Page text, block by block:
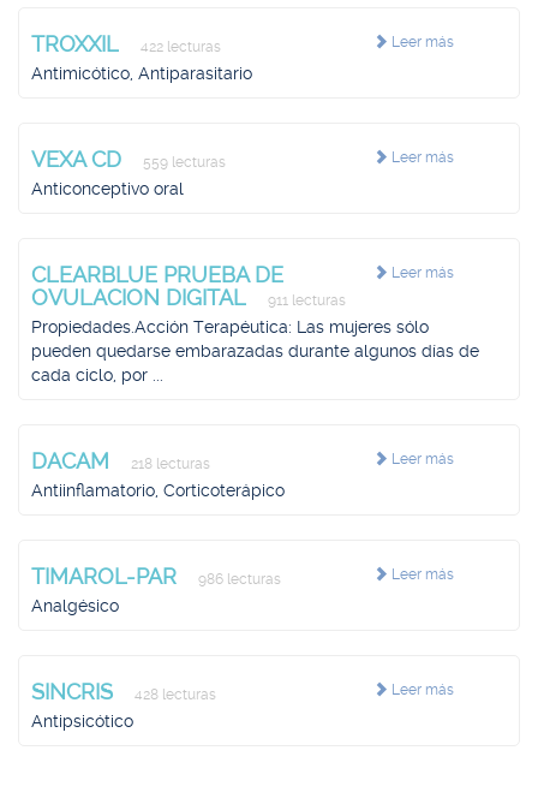
Leer más
TROXXIL 422 lecturas
Antimicótico, Antiparasitario
Leer más
VEXA CD 559 lecturas
Anticonceptivo oral
Leer más
CLEARBLUE PRUEBA DE
OVULACION DIGITAL
911 lecturas
Propiedades.Acción Terapéutica: Las mujeres sólo
pueden quedarse embarazadas durante algunos días de
cada ciclo, por ...
Leer más
DACAM 218 lecturas
Antiinflamatorio, Corticoterápico
Leer más
TIMAROL-PAR 986 lecturas
Analgésico
Leer más
SINCRIS 428 lecturas
Antipsicótico